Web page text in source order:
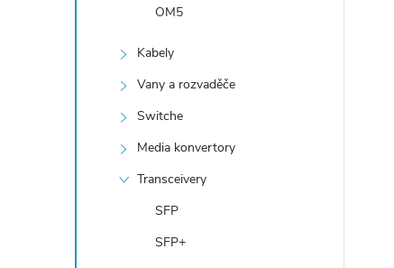
OM5
Kabely
Vany a rozvaděče
Switche
Media konvertory
Transceivery
SFP
SFP+